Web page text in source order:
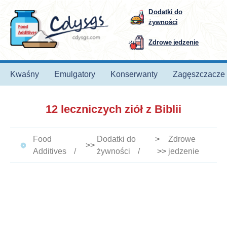
Dodatki do
żywności
Zdrowe jedzenie
Kwaśny Emulgatory Konserwanty Zagęszczacze
12 leczniczych ziół z Biblii
Food
Additives
>>
Dodatki do
żywności
>
>>
Zdrowe
jedzenie